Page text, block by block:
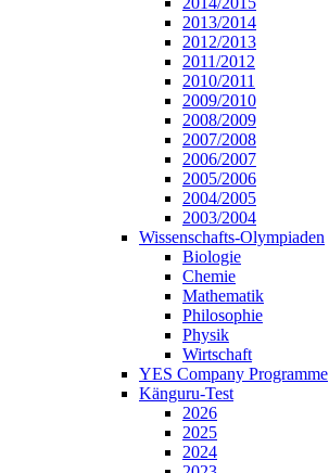
2013/2014
2012/2013
2011/2012
2010/2011
2009/2010
2008/2009
2007/2008
2006/2007
2005/2006
2004/2005
2003/2004
Wissenschafts-Olympiaden
Biologie
Chemie
Mathematik
Philosophie
Physik
Wirtschaft
YES Company Programme
Känguru-Test
2026
2025
2024